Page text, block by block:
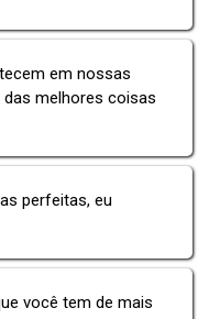
em nossas
melhores coisas
perfeitas, eu
você tem de mais